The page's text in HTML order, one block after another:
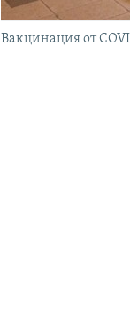
Вакцинация от